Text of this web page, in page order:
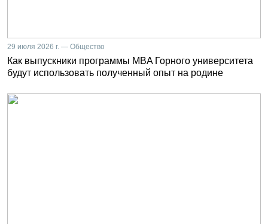
29 июля 2026 г. — Общество
Как выпускники программы MBA Горного университета
будут использовать полученный опыт на родине